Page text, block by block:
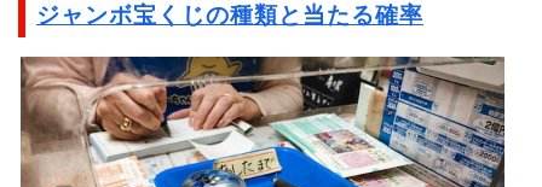
ジャンボ宝くじの種類と当たる確率